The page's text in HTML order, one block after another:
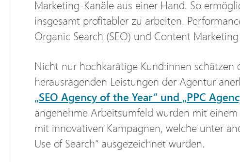
Marketing-Kanäle aus einer Hand. So
insgesamt profitabler zu arbeiten.
Organic Search (SEO) und Content
Nicht nur hochkarätige Kund:innen
herausragenden Leistungen der Agentur
„SEO Agency of the Year“ und „PPC
angenehme Arbeitsumfeld wurden mit
mit innovativen Kampagnen, welche unter
Use of Search“ ausgezeichnet wurden.